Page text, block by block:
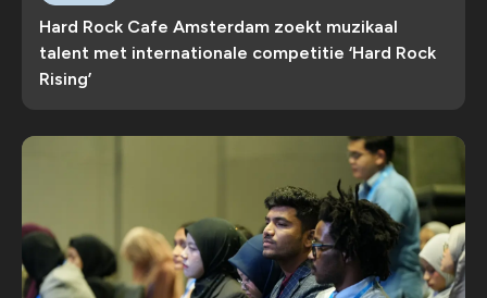
Hard Rock Cafe Amsterdam zoekt muzikaal
talent met internationale competitie ‘Hard Rock
Rising’